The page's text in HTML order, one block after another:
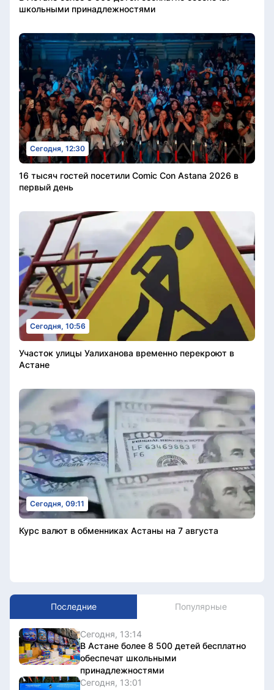
школьными принадлежностями
Сегодня, 12:30
16 тысяч гостей посетили Comic Con Astana 2026 в
первый день
Сегодня, 10:56
Участок улицы Уалиханова временно перекроют в
Астане
Сегодня, 09:11
Курс валют в обменниках Астаны на 7 августа
Последние Популярные
Сегодня, 13:14
В Астане более 8 500 детей бесплатно
обеспечат школьными
принадлежностями
Сегодня, 13:01